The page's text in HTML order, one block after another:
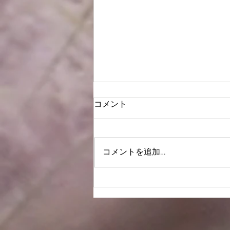
謹賀新年2021
コメント
コメントを追加…